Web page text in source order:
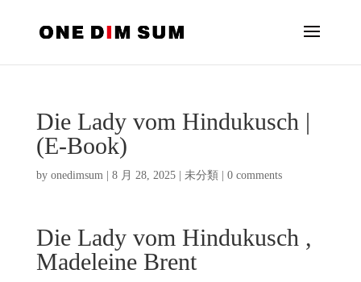
Die Lady vom Hindukusch |
(E-Book)
by onedimsum| 8 月 28, 2025| 未分類 0 comments
Die Lady vom Hindukusch ,
Madeleine Brent